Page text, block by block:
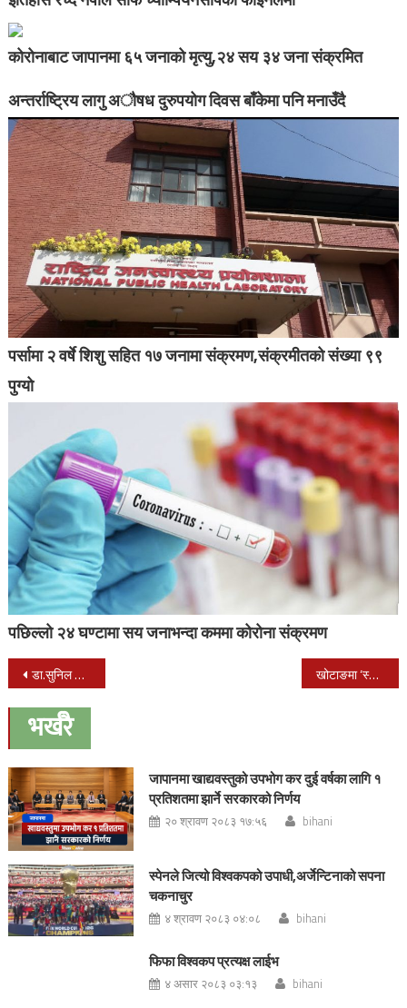
कोरोनाबाट जापानमा ६५ जनाको मृत्यु,२४ सय ३४ जना संक्रमित
अन्तर्राष्ट्रिय लागु अौषध दुरुपयोग दिवस बाँकेमा पनि मनाउँदै
पर्सामा २ वर्षे शिशु सहित १७ जनामा संक्रमण,संक्रमीतको संख्या ९९
पुग्यो
पछिल्लो २४ घण्टामा सय जनाभन्दा कममा कोरोना संक्रमण
Post
navigation
डा.सुनिल शर्मालाई अग्रजको सम्मान खोटाङमा ‘स्कुल सम्पर्क’ कार्यक्रम सञ्चालन
भर्खरै
जापानमा खाद्यवस्तुको उपभोग कर दुई वर्षका लागि १
प्रतिशतमा झार्ने सरकारको निर्णय
२० श्रावण २०८३ १७:५६ bihani
स्पेनले जित्यो विश्वकपको उपाधी,अर्जेन्टिनाको सपना
चकनाचुर
४ श्रावण २०८३ ०४:०८ bihani
फिफा विश्वकप प्रत्यक्ष लाईभ
४ असार २०८३ ०३:१३ bihani